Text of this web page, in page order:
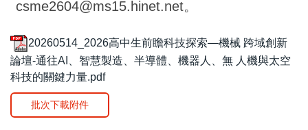
csme2604@ms15.hinet.net。
20260514_2026高中生前瞻科技探索—機械 跨域創新
論壇-通往AI、智慧製造、半導體、機器人、無 人機與太空
科技的關鍵力量.pdf
批次下載附件